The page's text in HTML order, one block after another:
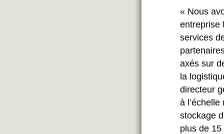
« Nous
entreprise
services
axés sur
la
directeur
à
stockage
plus de